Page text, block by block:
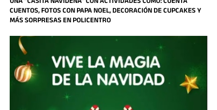
CUENTOS, FOTOS CON PAPA NOEL, DECORACIÓN DE CUPCAKES Y
MÁS SORPRESAS EN POLICENTRO